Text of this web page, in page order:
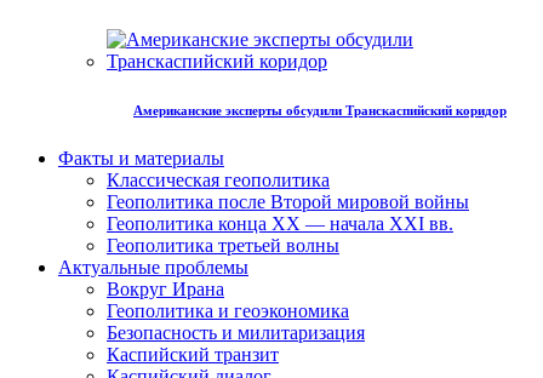
Американские эксперты обсудили Транскаспийский коридор
Факты и материалы
Классическая геополитика
Геополитика после Второй мировой войны
Геополитика конца XX — начала XXI вв.
Геополитика третьей волны
Актуальные проблемы
Вокруг Ирана
Геополитика и геоэкономика
Безопасность и милитаризация
Каспийский транзит